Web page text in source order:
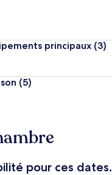
principaux (3)
(5)
pour ces dates.